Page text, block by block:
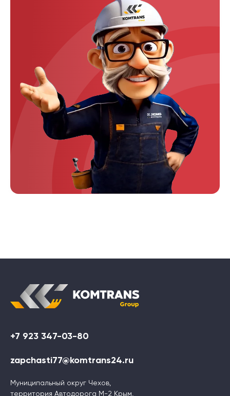
+7 923 347-03-80
zapchasti77@komtrans24.ru
Муниципальный округ Чехов,
территория Автодорога М-2 Крым,